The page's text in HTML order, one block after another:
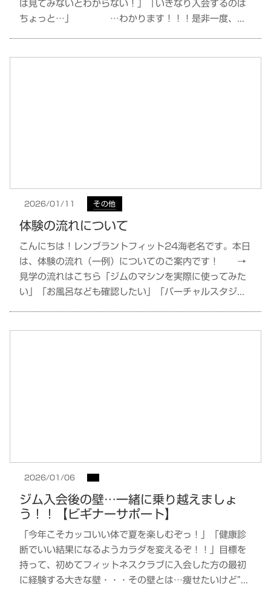
ちょっと…」 …わかります！！！是非一度、...
2026/01/11 その他
体験の流れについて
こんにちは！レンブラントフィット24海老名です。本日
は、体験の流れ（一例）についてのご案内です！ →
見学の流れはこちら「ジムのマシンを実際に使ってみた
い」「お風呂なども確認したい」「バーチャルスタジ...
2026/01/06
ジム入会後の壁…一緒に乗り越えましょ
う！！【ビギナーサポート】
「今年こそカッコいい体で夏を楽しむぞっ！」「健康診
断でいい結果になるようカラダを変えるぞ！！」目標を
持って、初めてフィットネスクラブに入会した方の最初
に経験する大きな壁・・・その壁とは…痩せたいけど”...